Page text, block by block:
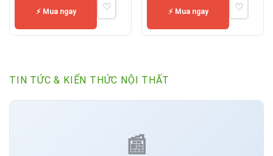
⚡ Mua ngay ♡ ⚡ Mua ngay ♡
TIN TỨC & KIẾN THỨC NỘI THẤT